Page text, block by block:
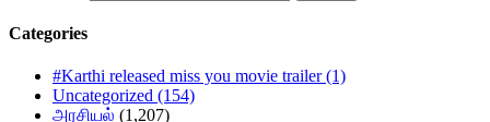
Categories
#Karthi released miss you movie trailer(1)
Uncategorized (154)
அரசியல் (1,207)